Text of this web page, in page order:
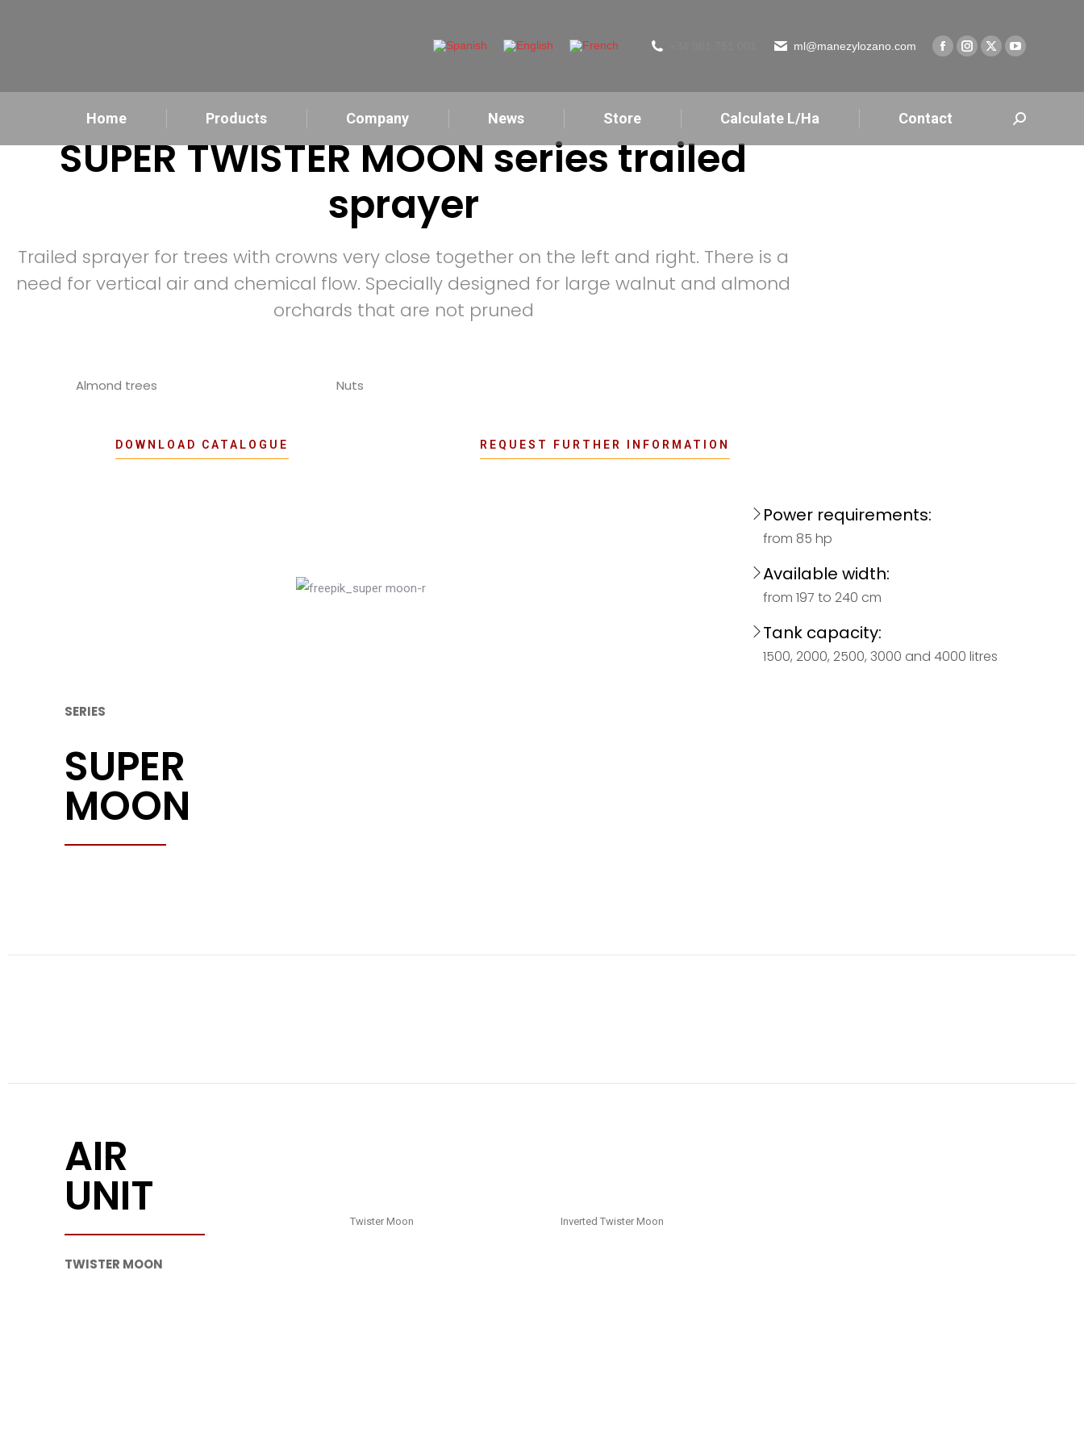
ml@manezylozano.com
Home Products Company News Store Calculate L/Ha Contact
SUPER TWISTER MOON series trailed
sprayer
Trailed sprayer for trees with crowns very close together on the left and right. There is a
need for vertical air and chemical flow. Specially designed for large walnut and almond
orchards that are not pruned
Almond trees Nuts
DOWNLOAD CATALOGUE REQUEST FURTHER INFORMATION
Power requirements:
from 85 hp
Available width:
from 197 to 240 cm
Tank capacity:
1500, 2000, 2500, 3000 and 4000 litres
SERIES
SUPER
MOON
AIR
UNIT
TWISTER MOON
Twister Moon Inverted Twister Moon